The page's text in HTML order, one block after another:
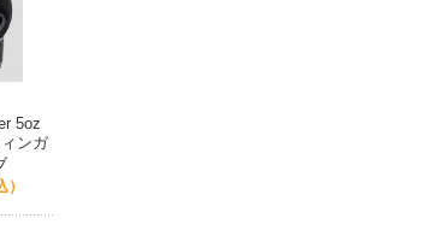
5oz
ンガ